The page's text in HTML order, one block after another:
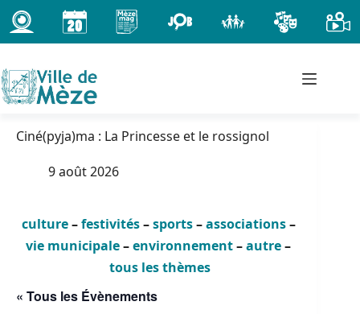
Passer
au
contenu
Ciné(pyja)ma : La Princesse et le rossignol
9 août 2026
culture–festivités–sports–associations–
vie municipale–environnement–autre–
tous les thèmes
« Tous les Évènements